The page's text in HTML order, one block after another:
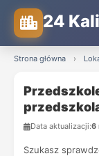
24
Strona główna ›
Data aktualizacji:6
Szukasz